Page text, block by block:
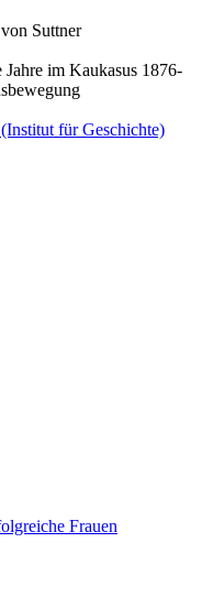
Suttner
Jahre im Kaukasus 1876-
für Geschichte)
Frauen